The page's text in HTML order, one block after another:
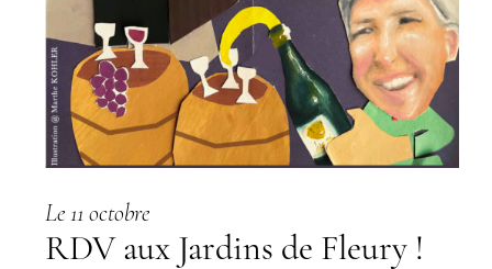
Le 11 octobre
RDV aux Jardins de Fleury !